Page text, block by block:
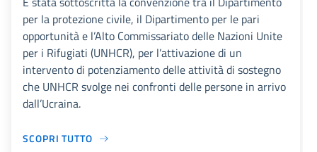
per la protezione civile, il Dipartimento per le pari
opportunità e l’Alto Commissariato delle Nazioni Unite
per i Rifugiati (UNHCR), per l’attivazione di un
intervento di potenziamento delle attività di sostegno
che UNHCR svolge nei confronti delle persone in arrivo
dall’Ucraina.
SCOPRI TUTTO